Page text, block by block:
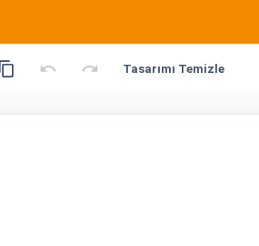
Tasarımı Temizle